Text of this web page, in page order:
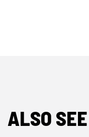
ALSO SEE